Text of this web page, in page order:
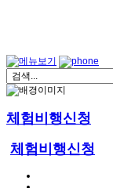
체험비행신청
체험비행신청